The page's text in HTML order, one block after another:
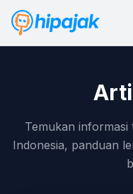
Temukan
Indonesia, panduan